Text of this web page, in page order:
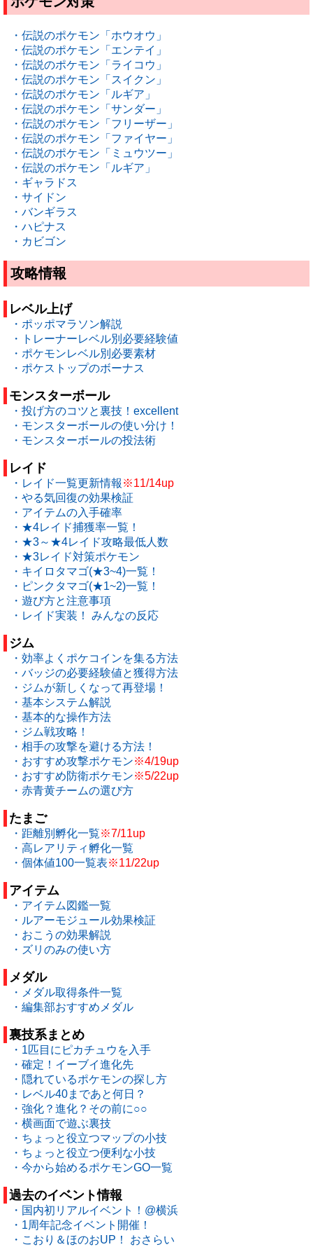
・伝説のポケモン「ホウオウ」
・伝説のポケモン「エンテイ」
・伝説のポケモン「ライコウ」
・伝説のポケモン「スイクン」
・伝説のポケモン「ルギア」
・伝説のポケモン「サンダー」
・伝説のポケモン「フリーザー」
・伝説のポケモン「ファイヤー」
・伝説のポケモン「ミュウツー」
・伝説のポケモン「ルギア」
・ギャラドス
・サイドン
・バンギラス
・ハピナス
・カビゴン
攻略情報
レベル上げ
・ポッポマラソン解説
・トレーナーレベル別必要経験値
・ポケモンレベル別必要素材
・ポケストップのボーナス
モンスターボール
・投げ方のコツと裏技！excellent
・モンスターボールの使い分け！
・モンスターボールの投法術
レイド
・レイド一覧更新情報 ※11/14up
・やる気回復の効果検証
・アイテムの入手確率
・★4レイド捕獲率一覧！
・★3～★4レイド攻略最低人数
・★3レイド対策ポケモン
・キイロタマゴ(★3~4)一覧！
・ピンクタマゴ(★1~2)一覧！
・遊び方と注意事項
・レイド実装！ みんなの反応
ジム
・効率よくポケコインを集る方法
・バッジの必要経験値と獲得方法
・ジムが新しくなって再登場！
・基本システム解説
・基本的な操作方法
・ジム戦攻略！
・相手の攻撃を避ける方法！
・おすすめ攻撃ポケモン※4/19up
・おすすめ防衛ポケモン※5/22up
・赤青黄チームの選び方
たまご
・距離別孵化一覧※7/11up
・高レアリティ孵化一覧
・個体値100一覧表※11/22up
アイテム
・アイテム図鑑一覧
・ルアーモジュール効果検証
・おこうの効果解説
・ズリのみの使い方
メダル
・メダル取得条件一覧
・編集部おすすめメダル
裏技系まとめ
・1匹目にピカチュウを入手
・確定！イーブイ進化先
・隠れているポケモンの探し方
・レベル40まであと何日？
・強化？進化？その前に○○
・横画面で遊ぶ裏技
・ちょっと役立つマップの小技
・ちょっと役立つ便利な小技
・今から始めるポケモンGO一覧
過去のイベント情報
・国内初リアルイベント！@横浜
・1周年記念イベント開催！
・こおり＆ほのおUP！ おさらい